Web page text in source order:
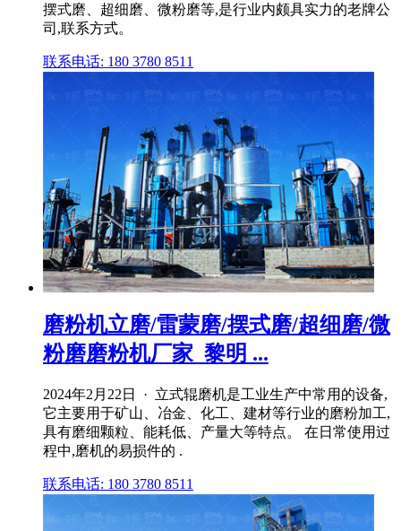
摆式磨、超细磨、微粉磨等,是行业内颇具实力的老牌公
司,联系方式。
联系电话: 180 3780 8511
磨粉机立磨/雷蒙磨/摆式磨/超细磨/微
粉磨磨粉机厂家_黎明 ...
2024年2月22日 · 立式辊磨机是工业生产中常用的设备,
它主要用于矿山、冶金、化工、建材等行业的磨粉加工,
具有磨细颗粒、能耗低、产量大等特点。 在日常使用过
程中,磨机的易损件的 .
联系电话: 180 3780 8511